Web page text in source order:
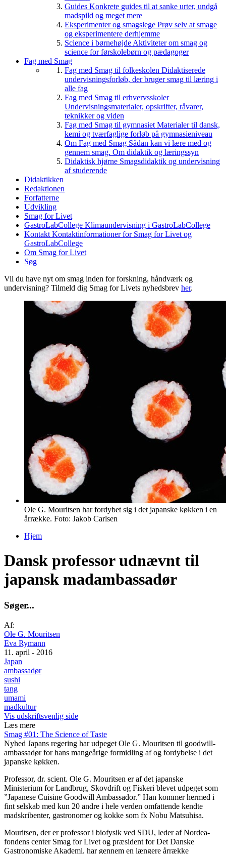
Guides Konkrete guides til at sanke urter, undgå
madspild og meget mere
Eksperimenter og smagslege Prøv selv at smage
og eksperimentere derhjemme
Science i børnehøjde Aktiviteter om smag og
science for førskolebørn og pædagoger
Fag med Smag
Fag med Smag til folkeskolen Didaktiserede
undervisningsforløb, der bruger smag til læring i
alle fag
Fag med Smag til erhvervsskoler
Undervisningsmaterialer, opskrifter, råvarer,
teknikker og viden
Fag med Smag til gymnasiet Materialer til dansk,
kemi og tværfaglige forløb på gymnasieniveau
Om Fag med Smag Sådan kan vi lære med og
gennem smag. Om didaktik og læringssyn
Didaktisk hjørne Smagsdidaktik og undervisning
af studerende
Didaktikken
Redaktionen
Forfatterne
Udvikling
Smag for Livet
GastroLabCollege Klimaundervisning i GastroLabCollege
Kontakt Kontaktinformationer for Smag for Livet og
GastroLabCollege
Om Smag for Livet
Søg
Vil du have nyt om smag inden for forskning, håndværk og
undervisning? Tilmeld dig Smag for Livets nyhedsbrev her.
Ole G. Mouritsen har fordybet sig i det japanske køkken i en
årrække. Foto: Jakob Carlsen
Hjem
Dansk professor udnævnt til
japansk madambassadør
Søger...
Af:
Ole G. Mouritsen
Eva Rymann
11. april - 2016
Japan
ambassadør
sushi
tang
umami
madkultur
Vis udskriftsvenlig side
Læs mere
Smag #01: The Science of Taste
Nyhed Japans regering har udpeget Ole G. Mouritsen til goodwill-
ambassadør for hans mangeårige formidling af og fordybelse i det
japanske køkken.
Professor, dr. scient. Ole G. Mouritsen er af det japanske
Ministerium for Landbrug, Skovdrift og Fiskeri blevet udpeget som
”Japanese Cuisine Goodwill Ambassador.” Han kommer hermed i
fint selskab med kun 20 andre i hele verden omfattende kendte
madskribenter, gastronomer og kokke som fx Nobu Matsuhisa.
Mouritsen, der er professor i biofysik ved SDU, leder af Nordea-
fondens center Smag for Livet og præsident for Det Danske
Gastronomiske Akademi, har gennem en længere årrække